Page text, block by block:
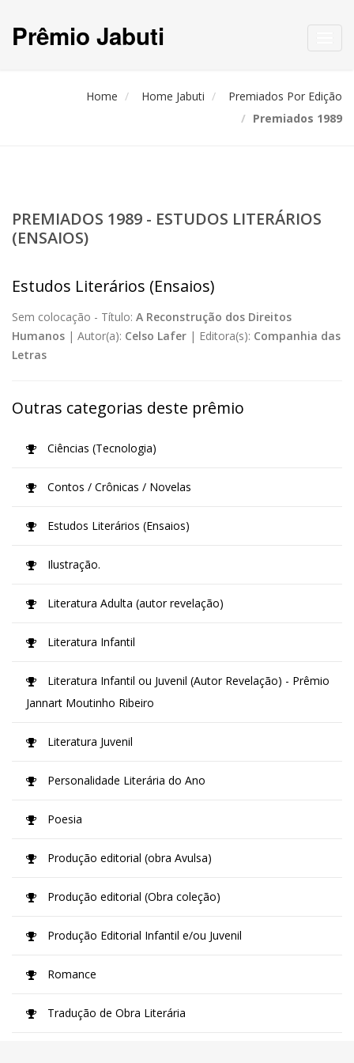
Prêmio Jabuti
Home Home Jabuti
Premiados Por Edição
Premiados 1989
PREMIADOS 1989 - ESTUDOS LITERÁRIOS
(ENSAIOS)
Estudos Literários (Ensaios)
Sem colocação - Título: A Reconstrução dos Direitos
Humanos | Autor(a): Celso Lafer | Editora(s): Companhia das
Letras
Outras categorias deste prêmio
Ciências (Tecnologia)
Contos / Crônicas / Novelas
Estudos Literários (Ensaios)
Ilustração.
Literatura Adulta (autor revelação)
Literatura Infantil
Literatura Infantil ou Juvenil (Autor Revelação) - Prêmio
Jannart Moutinho Ribeiro
Literatura Juvenil
Personalidade Literária do Ano
Poesia
Produção editorial (obra Avulsa)
Produção editorial (Obra coleção)
Produção Editorial Infantil e/ou Juvenil
Romance
Tradução de Obra Literária